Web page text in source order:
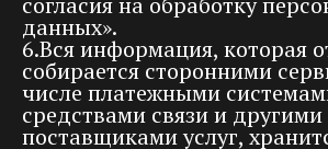
данных».
6.Вся информация, которая
собирается сторонними
числе платежными
средствами связи и другими
поставщиками услуг,